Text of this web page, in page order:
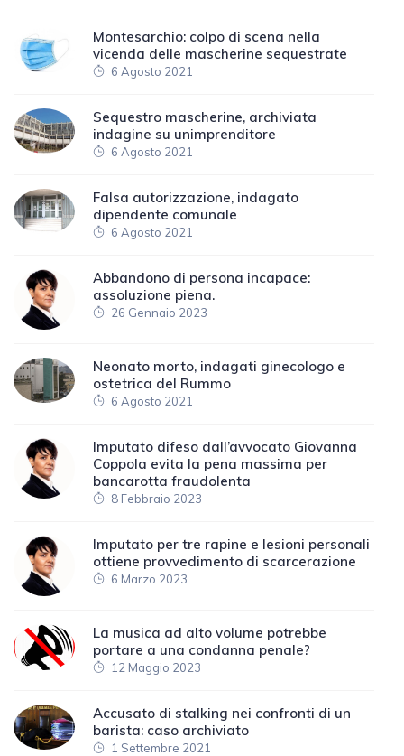
Montesarchio: colpo di scena nella
vicenda delle mascherine sequestrate
6 Agosto 2021
Sequestro mascherine, archiviata
indagine su unimprenditore
6 Agosto 2021
Falsa autorizzazione, indagato
dipendente comunale
6 Agosto 2021
Abbandono di persona incapace:
assoluzione piena.
26 Gennaio 2023
Neonato morto, indagati ginecologo e
ostetrica del Rummo
6 Agosto 2021
Imputato difeso dall’avvocato Giovanna
Coppola evita la pena massima per
bancarotta fraudolenta
8 Febbraio 2023
Imputato per tre rapine e lesioni personali
ottiene provvedimento di scarcerazione
6 Marzo 2023
La musica ad alto volume potrebbe
portare a una condanna penale?
12 Maggio 2023
Accusato di stalking nei confronti di un
barista: caso archiviato
1 Settembre 2021